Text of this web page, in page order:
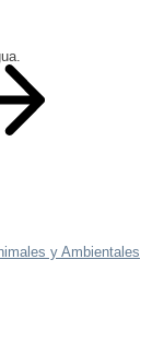
y Ambientales